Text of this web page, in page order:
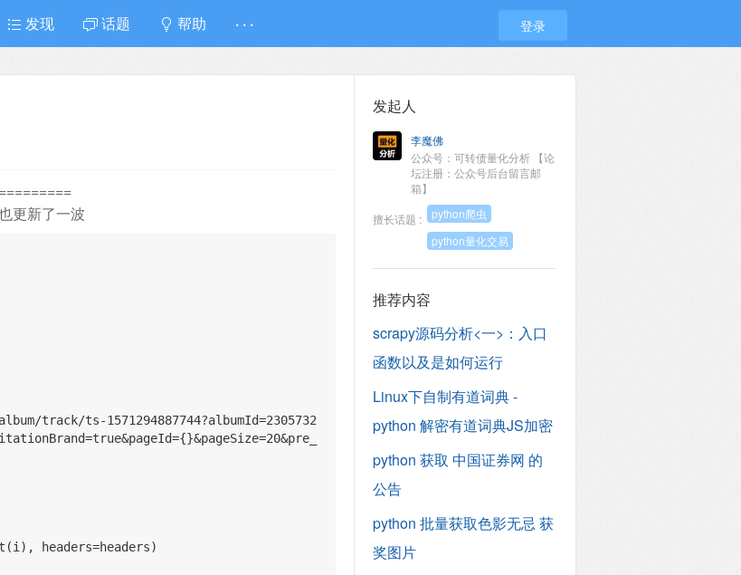
发现 话题 帮助 · · · 登录
更新了一波
track/ts-1571294887744?albumId=2305732
headers=headers)
发起人
李魔佛
公众号：可转债量化分析 【论
坛注册：公众号后台留言邮
箱】
擅长话题 :
python爬虫
python量化交易
推荐内容
scrapy源码分析<一>：入口
函数以及是如何运行
Linux下自制有道词典 -
python 解密有道词典JS加密
python 获取 中国证券网 的
公告
python 批量获取色影无忌 获
奖图片